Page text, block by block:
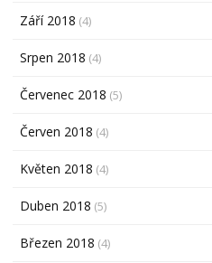
Září 2018 (4)
Srpen 2018 (4)
Červenec 2018 (5)
Červen 2018 (4)
Květen 2018 (4)
Duben 2018 (5)
Březen 2018 (4)